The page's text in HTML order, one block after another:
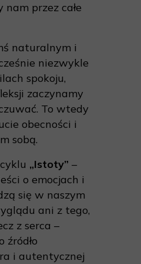
przez całe
naturalnym i
niezwykle
spokoju,
zaczynamy
To wtedy
obecności i
sobą.
„Istoty” –
o emocjach i
się w naszym
ani z tego,
z serca –
źródło
i autentycznej